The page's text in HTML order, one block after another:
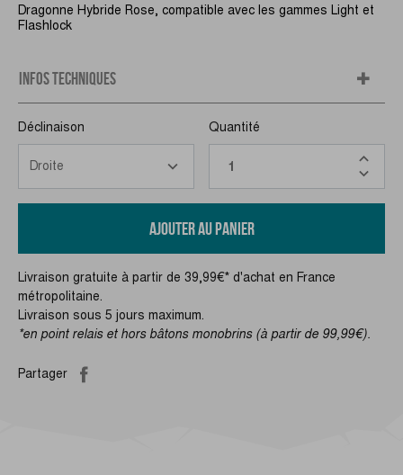
Dragonne Hybride Rose, compatible avec les gammes Light et
Flashlock
INFOS TECHNIQUES
Déclinaison Quantité
AJOUTER AU PANIER
Livraison gratuite à partir de 39,99€* d'achat en France
métropolitaine.
Livraison sous 5 jours maximum.
*en point relais et hors bâtons monobrins (à partir de 99,99€).
Partager